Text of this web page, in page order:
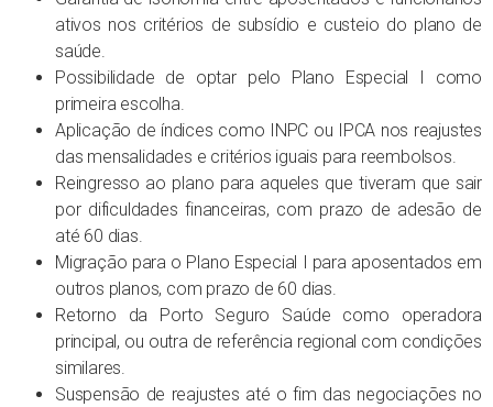
ativos nos critérios de subsídio e custeio do plano de
saúde.
Possibilidade de optar pelo Plano Especial I como
primeira escolha.
Aplicação de índices como INPC ou IPCA nos reajustes
das mensalidades e critérios iguais para reembolsos.
Reingresso ao plano para aqueles que tiveram que sair
por dificuldades financeiras, com prazo de adesão de
até 60 dias.
Migração para o Plano Especial I para aposentados em
outros planos, com prazo de 60 dias.
Retorno da Porto Seguro Saúde como operadora
principal, ou outra de referência regional com condições
similares.
Suspensão de reajustes até o fim das negociações no